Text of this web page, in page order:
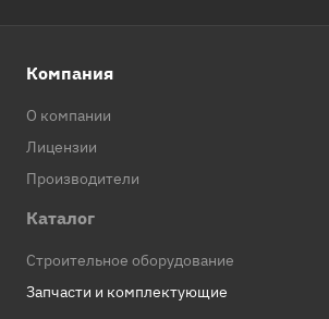
Компания
О компании
Лицензии
Производители
Каталог
Строительное оборудование
Запчасти и комплектующие